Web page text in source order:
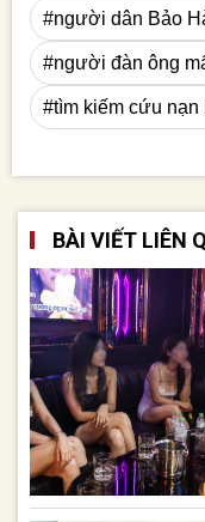
#người dân Bảo
#người đàn ông
#tìm kiếm cứu nạn
BÀI VIẾT LIÊN